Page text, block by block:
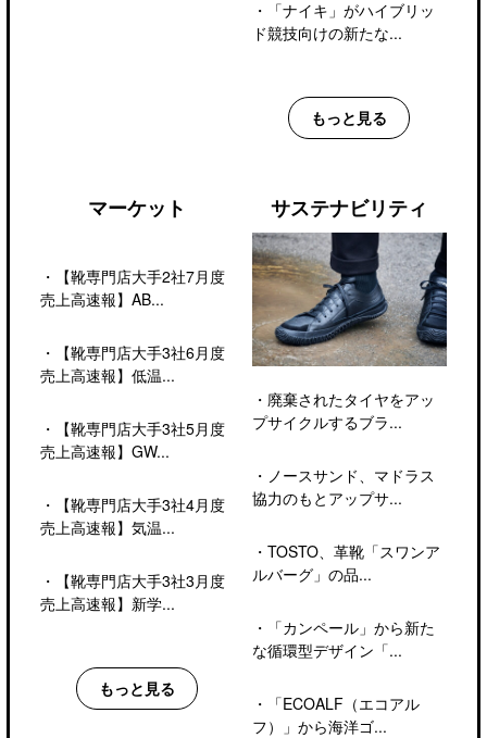
・
「ナイキ」がハイブリッ
ド競技向けの新たな...
もっと見る
マーケット
・
【靴専門店大手2社7月度
売上高速報】AB...
・
【靴専門店大手3社6月度
売上高速報】低温...
・
【靴専門店大手3社5月度
売上高速報】GW...
・
【靴専門店大手3社4月度
売上高速報】気温...
・
【靴専門店大手3社3月度
売上高速報】新学...
もっと見る
サステナビリティ
・ 廃棄されたタイヤをアッ
プサイクルするブラ...
・ ノースサンド、マドラス
協力のもとアップサ...
・ TOSTO、革靴「スワンア
ルバーグ」の品...
・
「カンペール」から新た
な循環型デザイン「...
・
「ECOALF（エコアル
フ）」から海洋ゴ...